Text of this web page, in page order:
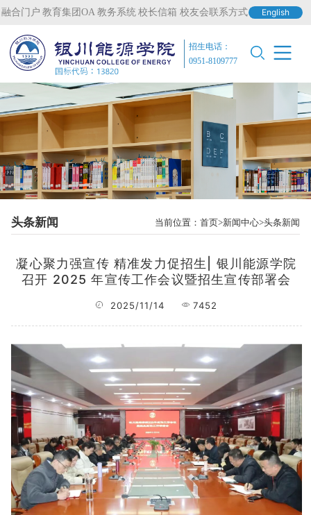
融合门户 教育集团OA 教务系统 校长信箱 校友会联系方式 English
招生电话：
0951-8109777
头条新闻 当前位置：首页 新闻中心 头条新闻
凝心聚力强宣传 精准发力促招生| 银川能源学院
召开 2025 年宣传工作会议暨招生宣传部署会
2025/11/14 7452